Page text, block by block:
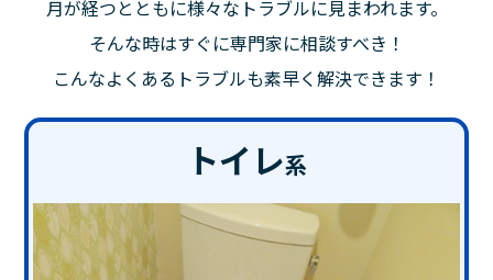
月が経つとともに様々なトラブルに見まわれます。
そんな時はすぐに専門家に相談すべき！
こんなよくあるトラブルも素早く解決できます！
トイレ系